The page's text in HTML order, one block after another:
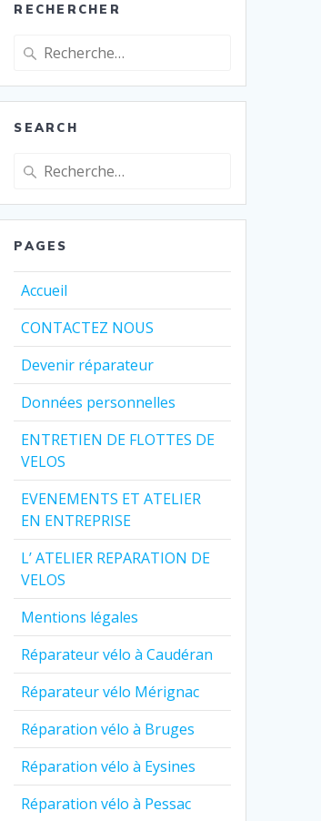
RECHERCHER
Recherche
pour
:
SEARCH
Recherche
pour
:
PAGES
Accueil
CONTACTEZ NOUS
Devenir réparateur
Données personnelles
ENTRETIEN DE FLOTTES DE
VELOS
EVENEMENTS ET ATELIER
EN ENTREPRISE
L’ ATELIER REPARATION DE
VELOS
Mentions légales
Réparateur vélo à Caudéran
Réparateur vélo Mérignac
Réparation vélo à Bruges
Réparation vélo à Eysines
Réparation vélo à Pessac